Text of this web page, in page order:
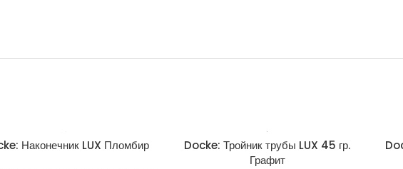
Наконечник LUX Пломбир
Docke: Тройник трубы LUX 45 гр.
Графит